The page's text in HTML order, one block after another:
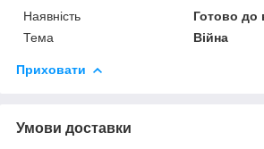
Наявність
Готово до
Тема
Війна
Приховати
Умови доставки